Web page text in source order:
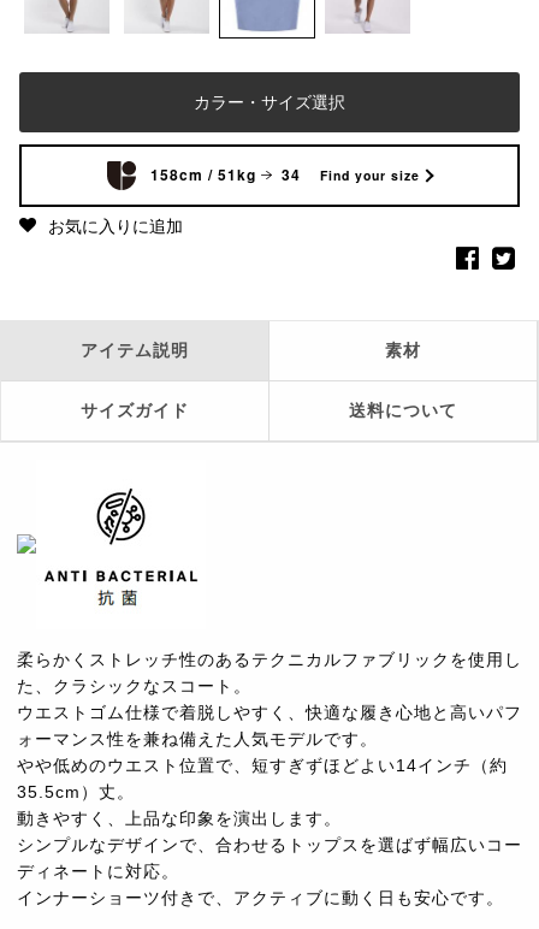
カラー・サイズ選択
158cm / 51kg 34 Find your size
お気に入りに追加
アイテム説明 素材
サイズガイド 送料について
柔らかくストレッチ性のあるテクニカルファブリックを使用し
た、クラシックなスコート。
ウエストゴム仕様で着脱しやすく、快適な履き心地と高いパフ
ォーマンス性を兼ね備えた人気モデルです。
やや低めのウエスト位置で、短すぎずほどよい14インチ（約
35.5cm）丈。
動きやすく、上品な印象を演出します。
シンプルなデザインで、合わせるトップスを選ばず幅広いコー
ディネートに対応。
インナーショーツ付きで、アクティブに動く日も安心です。